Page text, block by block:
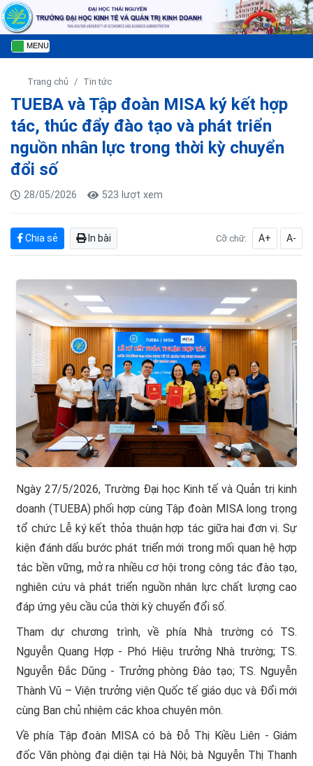
MENU
Trang chủ Tin tức
TUEBA và Tập đoàn MISA ký kết hợp
tác, thúc đẩy đào tạo và phát triển
nguồn nhân lực trong thời kỳ chuyển
đổi số
28/05/2026 523 lượt xem
Chia sẻ In bài Cỡ chữ: A+ A-
Ngày 27/5/2026, Trường Đại học Kinh tế và Quản trị kinh
doanh (TUEBA) phối hợp cùng Tập đoàn MISA long trọng
tổ chức Lễ ký kết thỏa thuận hợp tác giữa hai đơn vị. Sự
kiện đánh dấu bước phát triển mới trong mối quan hệ hợp
tác bền vững, mở ra nhiều cơ hội trong công tác đào tạo,
nghiên cứu và phát triển nguồn nhân lực chất lượng cao
đáp ứng yêu cầu của thời kỳ chuyển đổi số.
Tham dự chương trình, về phía Nhà trường có TS.
Nguyễn Quang Hợp - Phó Hiệu trưởng Nhà trường; TS.
Nguyễn Đắc Dũng - Trưởng phòng Đào tạo; TS. Nguyễn
Thành Vũ – Viện trưởng viện Quốc tế giáo dục và Đổi mới
cùng Ban chủ nhiệm các khoa chuyên môn.
Về phía Tập đoàn MISA có bà Đỗ Thị Kiều Liên - Giám
đốc Văn phòng đại diện tại Hà Nội; bà Nguyễn Thị Thanh